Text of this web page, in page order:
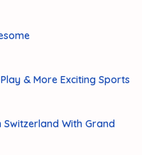
& More Exciting Sports
With Grand